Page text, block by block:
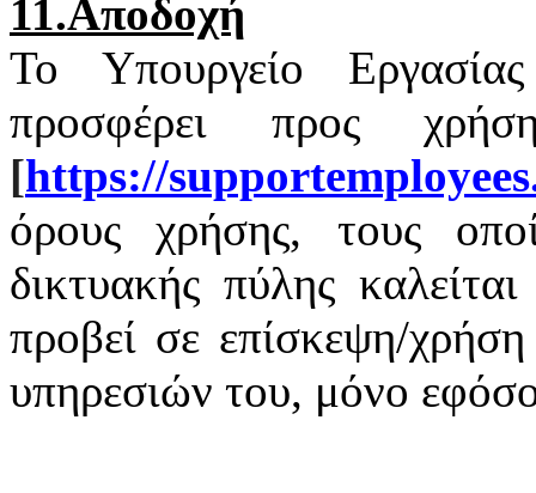
11.Αποδοχή
Το Υπουργείο
προσφέρει προς
[https://supportemployees
όρους χρήσης, τους
δικτυακής πύλης
προβεί σε επίσκεψη/
υπηρεσιών του, μόνο